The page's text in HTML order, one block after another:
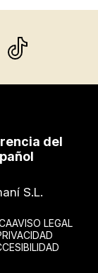
del
S.L.
AVISO LEGAL